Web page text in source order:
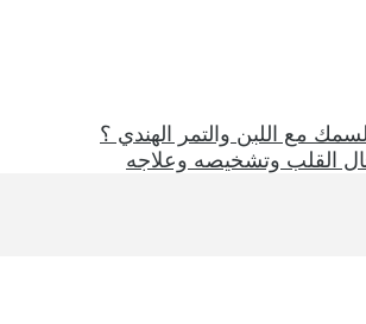
مع اللبن والتمر الهندي ؟
القلب وتشخيصه وعلاجه